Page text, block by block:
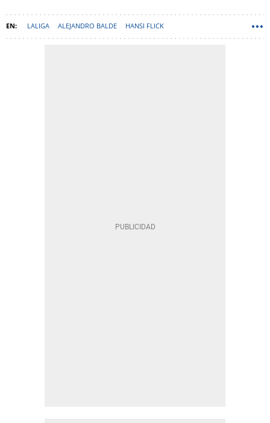
LALIGA ALEJANDRO BALDE HANSI FLICK